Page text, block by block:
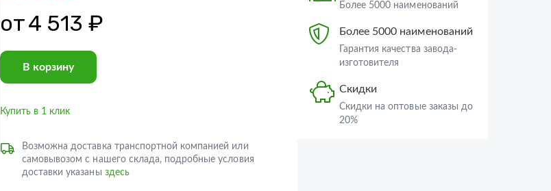
от4 513 ₽
В корзину
Купить в 1 клик
Возможна доставка транспортной компанией или
самовывозом с нашего склада, подробные условия
доставки указаны здесь
Более 5000 наименований
Более 5000 наименований
Гарантия качества завода-
изготовителя
Скидки
Скидки на оптовые заказы до
20%